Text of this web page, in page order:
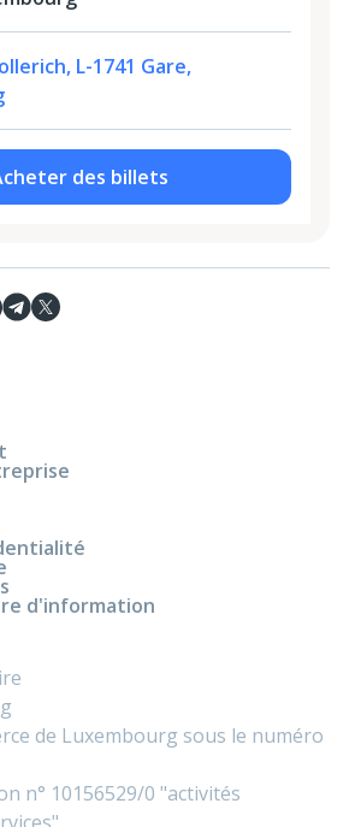
L-1741 Gare,
des billets
d'information
de Luxembourg sous le numéro
n° 10156529/0 "activités